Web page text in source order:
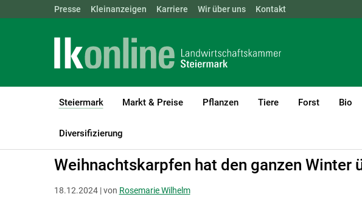
Landwirtschaftskammern: ÖSTERREICH BGLD KTN NÖ
Presse Kleinanzeigen Karriere Wir über uns Kontakt
Steiermark
(current)1
Markt & Preise Pflanzen Tiere Forst Bio
Diversifizierung
LK Steiermark Steiermark
Weihnachtskarpfen hat den ganzen Winter
18.12.2024 | von Rosemarie Wilhelm